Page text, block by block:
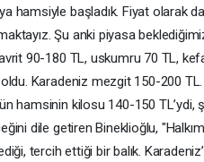
hamsiyle başladık. Fiyat olarak
Şu anki piyasa
90-180 TL, uskumru 70 TL,
Karadeniz mezgit 150-200 TL.
hamsinin kilosu 140-150
dile getiren Bineklioğlu,
tercih ettiği bir balık.